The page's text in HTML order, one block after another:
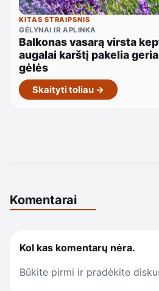
KITAS STRAIPSNIS
GĖLYNAI IR APLINKA
Balkonas vasarą virsta
augalai karštį pakelia
gėlės
Skaityti toliau →
Komentarai
Kol kas komentarų nėra.
Būkite pirmi ir pradėkite